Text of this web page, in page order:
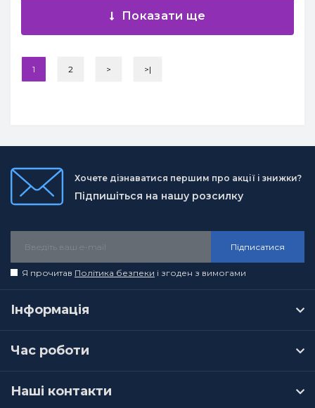
Показати ще
1 2 > >|
Хочете дізнаватися першим про акції і знижки?
Підпишіться на нашу розсилку
Підписатися
Я прочитав Політика безпеки і згоден з вимогами
Інформація
Час роботи
Наші контакти